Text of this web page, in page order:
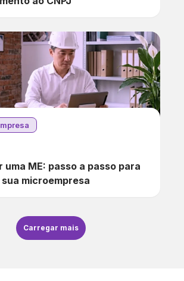
uma ME: passo a passo para
microempresa
Carregar mais